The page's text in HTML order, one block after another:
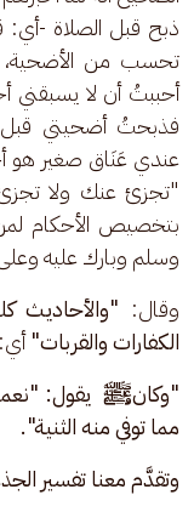
ذبح قبل الصلاة -أي:
تحسب من الأضحية،
أحببتُ أن لا يسبقني
فذبحتُ أضحيتي
عندي عَنَاق صغير هو
"تجزئ عنك ولا
بتخصيص الأحكام
وسلم وبارك عليه
وقال: "والأحاديث
الكفارات والقربات"
"وكانﷺ  يقول:
مما توفي منه الثنية".
وتقدَّم معنا تفسير